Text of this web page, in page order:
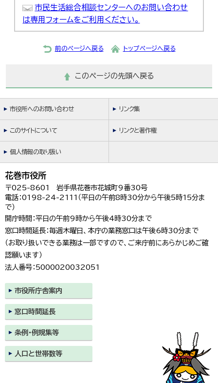
市民生活総合相談センターへのお問い合わせ
は専用フォームをご利用ください。
前のページへ戻る トップページへ戻る
このページの先頭へ戻る
市役所へのお問い合わせ リンク集
このサイトについて リンクと著作権
個人情報の取り扱い
花巻市役所
〒025-8601 岩手県花巻市花城町9番30号
電話：0198-24-2111（平日の午前8時30分から午後5時15分ま
で）
開庁時間：平日の午前9時から午後4時30分まで
窓口時間延長：毎週木曜日、本庁の業務窓口は午後6時30分まで
（お取り扱いできる業務は一部ですので、ご来庁前にあらかじめご確
認願います）
法人番号：5000020032051
市役所庁舎案内
窓口時間延長
条例・例規集等
人口と世帯数等